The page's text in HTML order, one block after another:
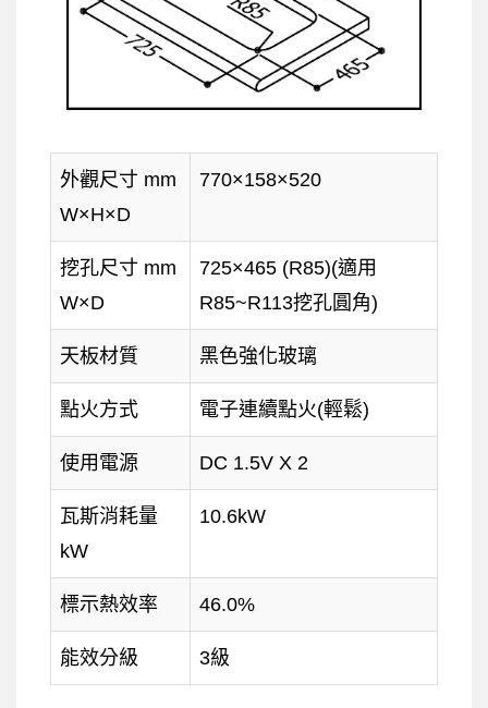
外觀尺寸 mm
W×H×D
770×158×520
挖孔尺寸 mm
W×D
725×465 (R85)(適用
R85~R113挖孔圓角)
天板材質 黑色強化玻璃
點火方式 電子連續點火(輕鬆)
使用電源 DC 1.5V X 2
瓦斯消耗量
kW
10.6kW
標示熱效率 46.0%
能效分級 3級